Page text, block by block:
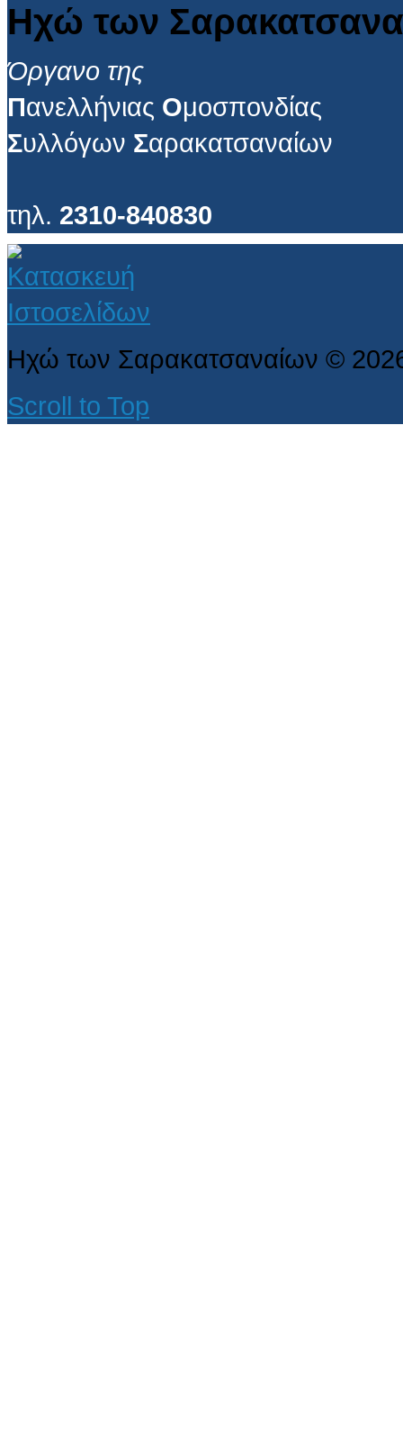
Ηχώ των
Όργανο της
Πανελλήνιας Ομοσπονδίας
Συλλόγων Σαρακατσαναίων
τηλ. 2310-840830
Ηχώ των Σαρακατσαναίων ©
Scroll to Top